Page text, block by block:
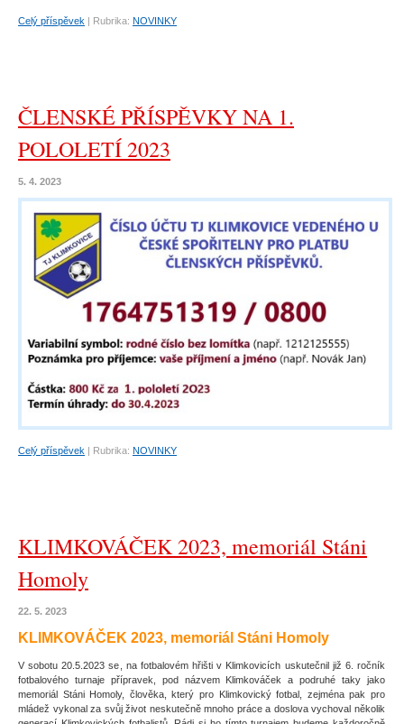
Celý příspěvek Rubrika: NOVINKY
ČLENSKÉ PŘÍSPĚVKY NA 1.
POLOLETÍ 2023
5. 4. 2023
Celý příspěvek Rubrika: NOVINKY
KLIMKOVÁČEK 2023, memoriál Stáni
Homoly
22. 5. 2023
KLIMKOVÁČEK 2023, memoriál Stáni Homoly
V sobotu 20.5.2023 se, na fotbalovém hřišti v Klimkovicích uskutečnil již 6. ročník
fotbalového turnaje přípravek, pod názvem Klimkováček a podruhé taky jako
memoriál Stáni Homoly, člověka, který pro Klimkovický fotbal, zejména pak pro
mládež vykonal za svůj život neskutečně mnoho práce a doslova vychoval několik
Portrét